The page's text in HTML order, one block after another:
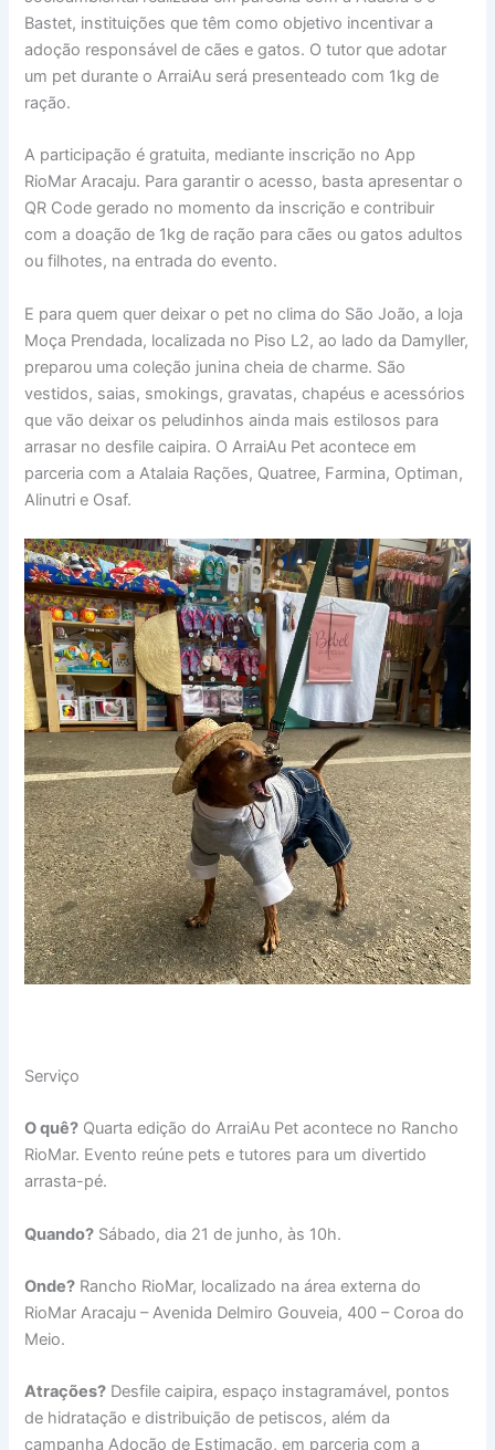
Bastet, instituições que têm como objetivo incentivar a
adoção responsável de cães e gatos. O tutor que adotar
um pet durante o ArraiAu será presenteado com 1kg de
ração.
A participação é gratuita, mediante inscrição no App
RioMar Aracaju. Para garantir o acesso, basta apresentar o
QR Code gerado no momento da inscrição e contribuir
com a doação de 1kg de ração para cães ou gatos adultos
ou filhotes, na entrada do evento.
E para quem quer deixar o pet no clima do São João, a loja
Moça Prendada, localizada no Piso L2, ao lado da Damyller,
preparou uma coleção junina cheia de charme. São
vestidos, saias, smokings, gravatas, chapéus e acessórios
que vão deixar os peludinhos ainda mais estilosos para
arrasar no desfile caipira. O ArraiAu Pet acontece em
parceria com a Atalaia Rações, Quatree, Farmina, Optiman,
Alinutri e Osaf.
Serviço
O quê? Quarta edição do ArraiAu Pet acontece no Rancho
RioMar. Evento reúne pets e tutores para um divertido
arrasta-pé.
Quando? Sábado, dia 21 de junho, às 10h.
Onde? Rancho RioMar, localizado na área externa do
RioMar Aracaju – Avenida Delmiro Gouveia, 400 – Coroa do
Meio.
Atrações? Desfile caipira, espaço instagramável, pontos
de hidratação e distribuição de petiscos, além da
campanha Adoção de Estimação, em parceria com a